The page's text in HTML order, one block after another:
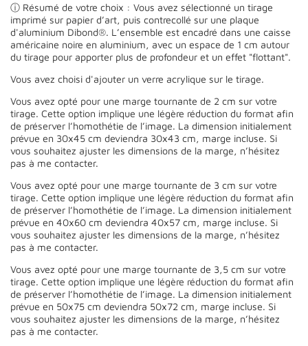
ⓘ Résumé de votre choix : Vous avez sélectionné un tirage
imprimé sur papier d’art, puis contrecollé sur une plaque
d'aluminium Dibond®. L’ensemble est encadré dans une caisse
américaine noire en aluminium, avec un espace de 1 cm autour
du tirage pour apporter plus de profondeur et un effet "flottant".
Vous avez choisi d'ajouter un verre acrylique sur le tirage.
Vous avez opté pour une marge tournante de 2 cm sur votre
tirage. Cette option implique une légère réduction du format afin
de préserver l’homothétie de l’image. La dimension initialement
prévue en 30x45 cm deviendra 30x43 cm, marge incluse. Si
vous souhaitez ajuster les dimensions de la marge, n’hésitez
pas à me contacter.
Vous avez opté pour une marge tournante de 3 cm sur votre
tirage. Cette option implique une légère réduction du format afin
de préserver l’homothétie de l’image. La dimension initialement
prévue en 40x60 cm deviendra 40x57 cm, marge incluse. Si
vous souhaitez ajuster les dimensions de la marge, n’hésitez
pas à me contacter.
Vous avez opté pour une marge tournante de 3,5 cm sur votre
tirage. Cette option implique une légère réduction du format afin
de préserver l’homothétie de l’image. La dimension initialement
prévue en 50x75 cm deviendra 50x72 cm, marge incluse. Si
vous souhaitez ajuster les dimensions de la marge, n’hésitez
pas à me contacter.